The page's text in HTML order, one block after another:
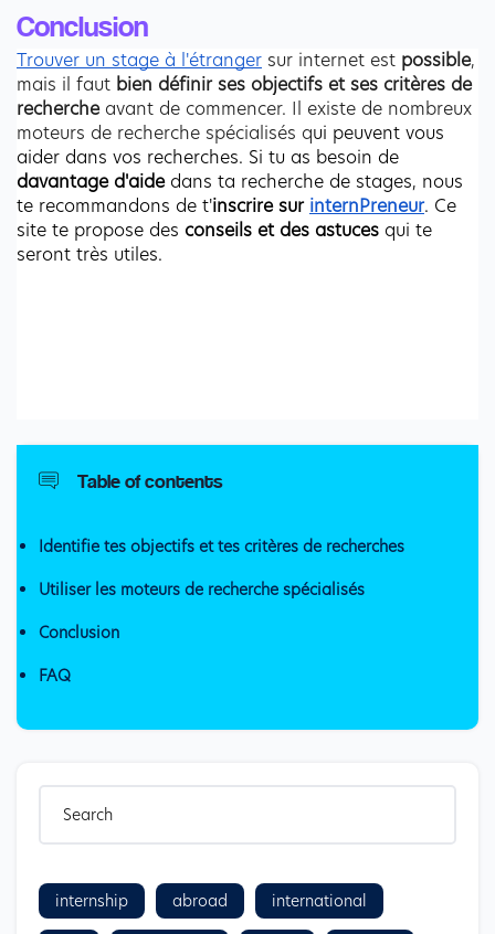
Conclusion
Trouver un stage à l'étranger sur internet est possible,
mais il faut bien définir ses objectifs et ses critères de
recherche avant de commencer. Il existe de nombreux
moteurs de recherche spécialisés qui peuvent vous
davantage d'aide dans ta recherche de stages, nous
te recommandons de t'inscrire sur internPreneur. Ce
site te propose des conseils et des astuces qui te
seront très utiles.
Table of contents
Identifie tes objectifs et tes critères de recherches
Utiliser les moteurs de recherche spécialisés
Conclusion
FAQ
internship abroad international